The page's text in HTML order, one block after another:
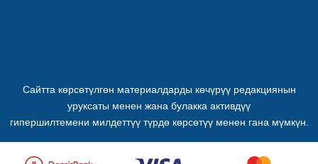
Сайтта көрсөтүлгөн материалдарды көчүрүү редакциянын
уруксаты менен жана булакка активдүү
гипершилтемени милдеттүү түрдө көрсөтүү менен гана мүмкүн.